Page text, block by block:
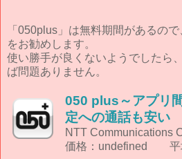
「050plus」は無料期間があるの
をお勧めします。
使い勝手が良くないようでしたら
ば問題ありません。
050 plus～アプリ
定への通話も安い
NTT Communications
価格：undefined 平